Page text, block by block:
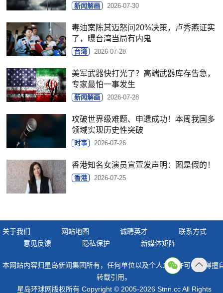
新闻解画 2026-07-30
毒油案陈其迈怒问20%决策，卢秀燕证实
了，曝台湾当局有内鬼
台湾 2026-07-28
美军武器快打光了？高端武器库存告急，
专家最怕一事发生
新闻解画 2026-07-28
攻破世界级难题、申遗成功！本周我国多
领域实现历史性突破
时事 2026-07-26
香港知名女演员宣萱发声明：图是假的！
香港 2026-07-25
关于我们 网站地图 诚聘英才
联系方式
意见反馈
隐私保护 新媒体矩阵
本网站内容归星岛新闻集团所有，任何单位以及个人未经许可，不得擅
转载引用。
星岛环球网版权所有 Copyright © 2005-2026 Stnn.cc All Rights
顶部